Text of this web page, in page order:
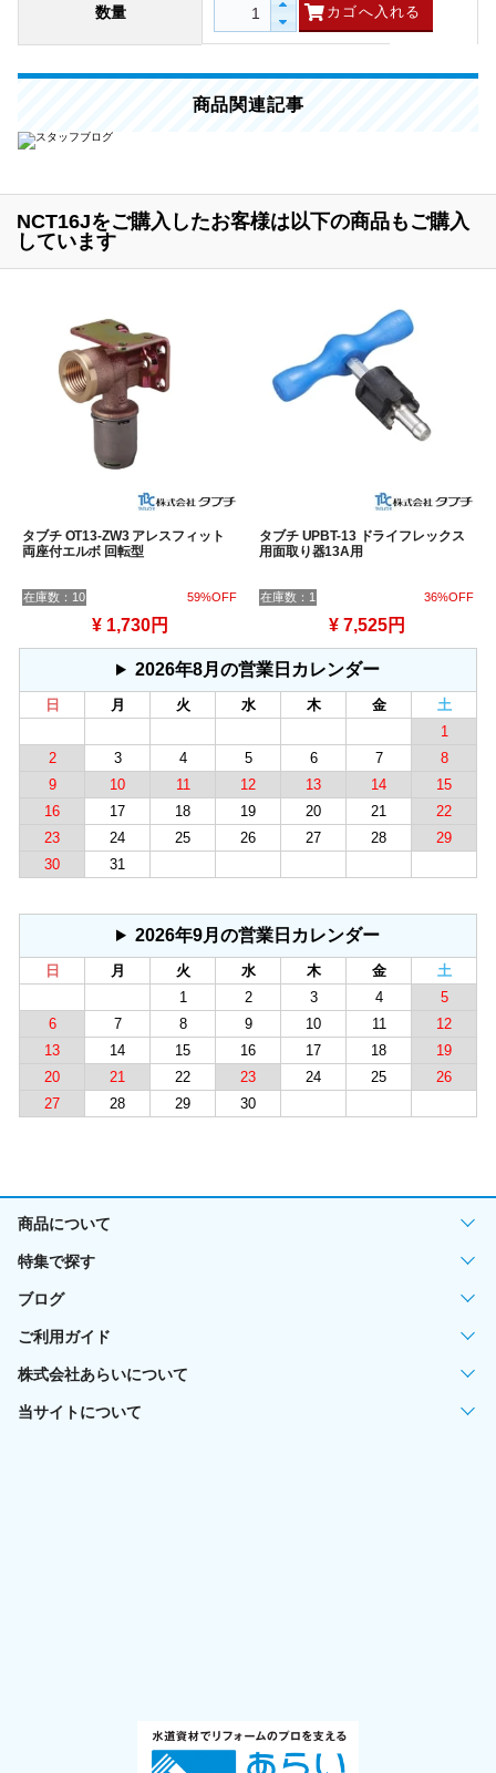
数量
商品関連記事
NCT16Jをご購入したお客様は以下の商品もご購入
しています
タブチ OT13-ZW3 アレスフィット
両座付エルボ 回転型
在庫数：10 59%OFF
¥ 1,730円
タブチ UPBT-13 ドライフレックス
用面取り器13A用
在庫数：1 36%OFF
¥ 7,525円
2026年8月の営業日カレンダー
日 月 火 水 木 金
土
1
2
3 4 5 6 7
8
9
10 11 12 13 14
15
16
17 18 19 20 21
22
23
24 25 26 27 28
29
30
31
2026年9月の営業日カレンダー
日 月 火 水 木 金
土
1
2 3 4
5
6
7 8 9 10 11
12
13
14 15 16 17 18
19
20
21 22 23 24 25
26
27
28 29 30
商品について
特集で探す
ブログ
ご利用ガイド
株式会社あらいについて
当サイトについて